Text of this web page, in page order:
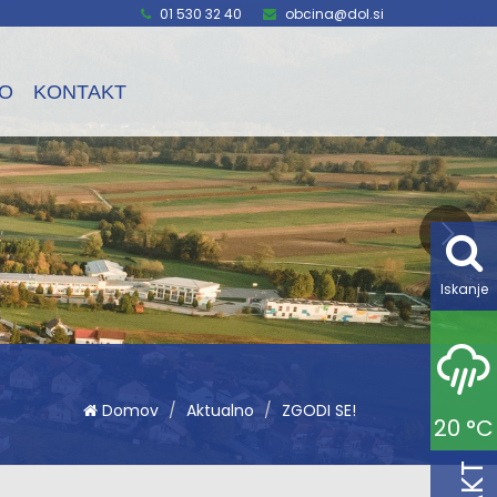
01 530 32 40 obcina@dol.si
KONTAKT
Iskanje
20 °C
Domov Aktualno ZGODI SE!